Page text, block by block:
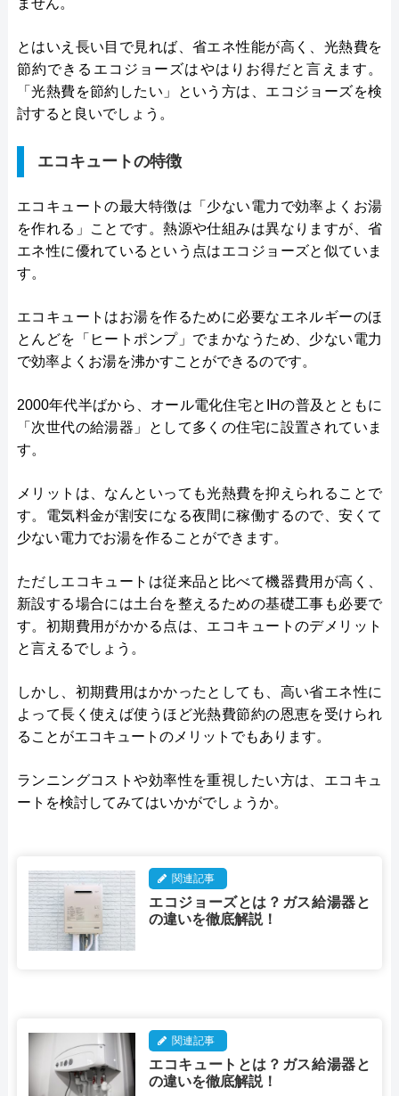
ません。
とはいえ長い目で見れば、省エネ性能が高く、光熱費を
節約できるエコジョーズはやはりお得だと言えます。
「光熱費を節約したい」という方は、エコジョーズを検
討すると良いでしょう。
エコキュートの特徴
エコキュートの最大特徴は「少ない電力で効率よくお湯
を作れる」ことです。熱源や仕組みは異なりますが、省
エネ性に優れているという点はエコジョーズと似ていま
す。
エコキュートはお湯を作るために必要なエネルギーのほ
とんどを「ヒートポンプ」でまかなうため、少ない電力
で効率よくお湯を沸かすことができるのです。
2000年代半ばから、オール電化住宅とIHの普及とともに
「次世代の給湯器」として多くの住宅に設置されていま
す。
メリットは、なんといっても光熱費を抑えられることで
す。電気料金が割安になる夜間に稼働するので、安くて
少ない電力でお湯を作ることができます。
ただしエコキュートは従来品と比べて機器費用が高く、
新設する場合には土台を整えるための基礎工事も必要で
す。初期費用がかかる点は、エコキュートのデメリット
と言えるでしょう。
しかし、初期費用はかかったとしても、高い省エネ性に
よって長く使えば使うほど光熱費節約の恩恵を受けられ
ることがエコキュートのメリットでもあります。
ランニングコストや効率性を重視したい方は、エコキュ
ートを検討してみてはいかがでしょうか。
関連記事
エコジョーズとは？ガス給湯器と
の違いを徹底解説！
関連記事
エコキュートとは？ガス給湯器と
の違いを徹底解説！